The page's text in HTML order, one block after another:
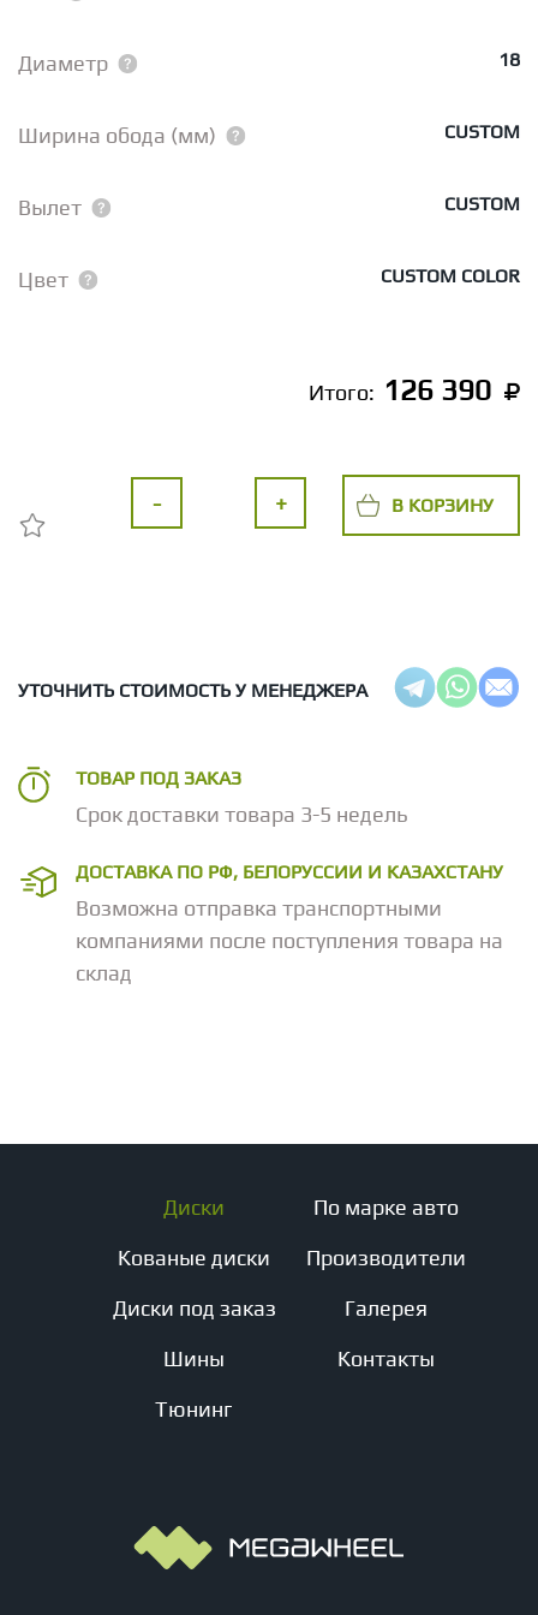
Диаметр 18
Ширина обода (мм) CUSTOM
Вылет CUSTOM
Цвет CUSTOM COLOR
Итого: 126 390
- + В КОРЗИНУ
УТОЧНИТЬ СТОИМОСТЬ У МЕНЕДЖЕРА
ТОВАР ПОД ЗАКАЗ
Срок доставки товара 3-5 недель
ДОСТАВКА ПО РФ, БЕЛОРУССИИ И КАЗАХСТАНУ
Возможна отправка транспортными
компаниями после поступления товара на
склад
Диски
Кованые диски
Диски под заказ
Шины
Тюнинг
По марке авто
Производители
Галерея
Контакты